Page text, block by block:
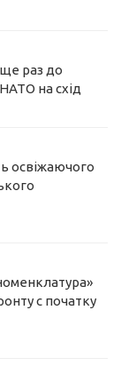
ще раз до
на схід
освіжаючого
с початку